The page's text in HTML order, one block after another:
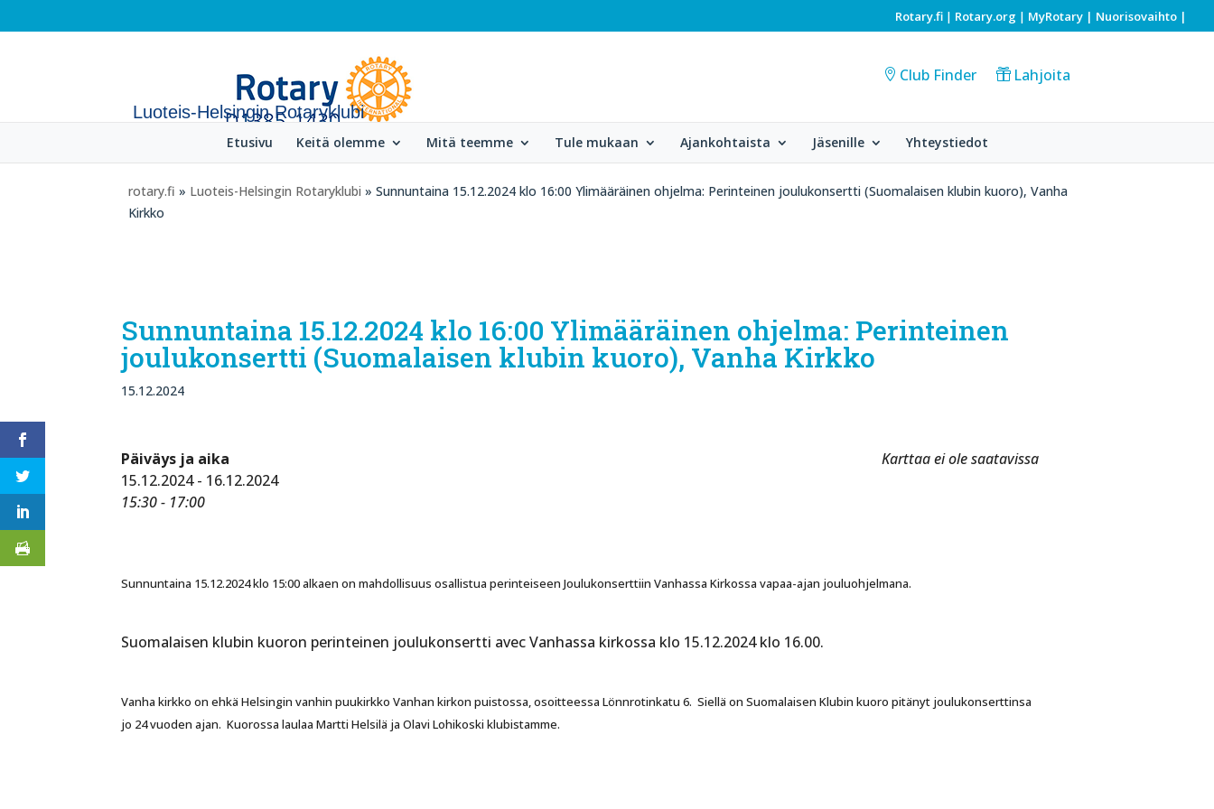
Rotary.fi | Rotary.org | MyRotary | Nuorisovaihto |
Luoteis-Helsingin Rotaryklubi
Club Finder Lahjoita
Etusivu Keitä olemme Mitä teemme Tule mukaan Ajankohtaista Jäsenille Yhteystiedot
rotary.fi » Luoteis-Helsingin Rotaryklubi » Sunnuntaina 15.12.2024 klo 16:00 Ylimääräinen ohjelma: Perinteinen joulukonsertti (Suomalaisen klubin kuoro), Vanha
Kirkko
Sunnuntaina 15.12.2024 klo 16:00 Ylimääräinen ohjelma: Perinteinen
joulukonsertti (Suomalaisen klubin kuoro), Vanha Kirkko
15.12.2024
Karttaa ei ole saatavissa
Päiväys ja aika
15.12.2024 - 16.12.2024
15:30 - 17:00
Sunnuntaina 15.12.2024 klo 15:00 alkaen on mahdollisuus osallistua perinteiseen Joulukonserttiin Vanhassa Kirkossa vapaa-ajan jouluohjelmana.
Suomalaisen klubin kuoron perinteinen joulukonsertti avec Vanhassa kirkossa klo 15.12.2024 klo 16.00.
Vanha kirkko on ehkä Helsingin vanhin puukirkko Vanhan kirkon puistossa, osoitteessa Lönnrotinkatu 6. Siellä on Suomalaisen Klubin kuoro pitänyt joulukonserttinsa
jo 24 vuoden ajan. Kuorossa laulaa Martti Helsilä ja Olavi Lohikoski klubistamme.